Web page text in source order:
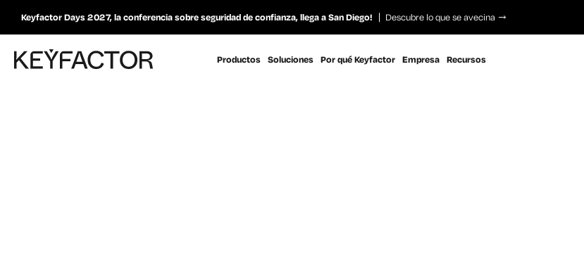
Keyfactor Days 2027, la conferencia sobre seguridad de confianza, llega a San Diego! Descubre lo que se avecina
Productos Soluciones Por qué Keyfactor Empresa Recursos